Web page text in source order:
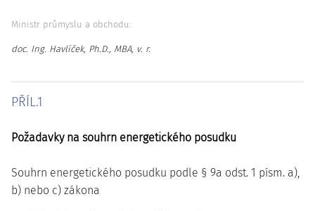
Ministr průmyslu a obchodu:
doc. Ing. Havlíček, Ph.D., MBA, v. r.
PŘÍL.1
Požadavky na souhrn energetického posudku
Souhrn energetického posudku podle § 9a odst. 1 písm. a),
b) nebo c) zákona